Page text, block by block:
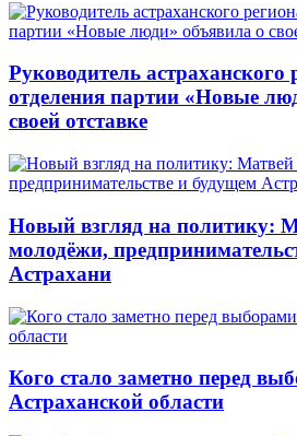
Руководитель астраханского
отделения партии «Новые
своей отставке
Новый взгляд на политику:
молодёжи,
Астрахани
Кого стало заметно перед
Астраханской области